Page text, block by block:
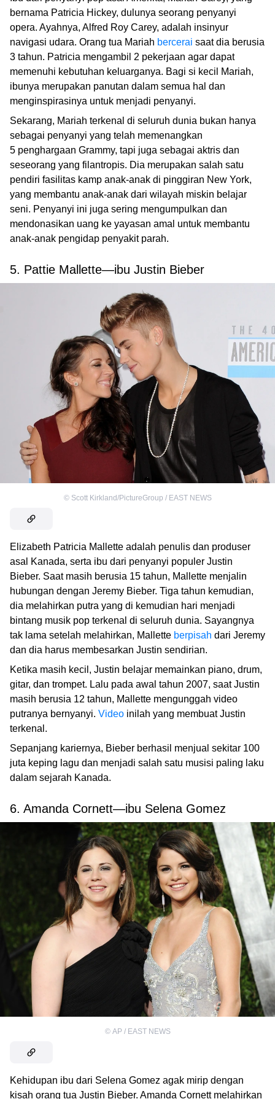
bernama Patricia Hickey, dulunya seorang penyanyi
opera. Ayahnya, Alfred Roy Carey, adalah insinyur
navigasi udara. Orang tua Mariah bercerai saat dia berusia
3 tahun. Patricia mengambil 2 pekerjaan agar dapat
memenuhi kebutuhan keluarganya. Bagi si kecil Mariah,
ibunya merupakan panutan dalam semua hal dan
menginspirasinya untuk menjadi penyanyi.
Sekarang, Mariah terkenal di seluruh dunia bukan hanya
sebagai penyanyi yang telah memenangkan
5 penghargaan Grammy, tapi juga sebagai aktris dan
seseorang yang filantropis. Dia merupakan salah satu
pendiri fasilitas kamp anak-anak di pinggiran New York,
yang membantu anak-anak dari wilayah miskin belajar
seni. Penyanyi ini juga sering mengumpulkan dan
mendonasikan uang ke yayasan amal untuk membantu
anak-anak pengidap penyakit parah.
5. Pattie Mallette—ibu Justin Bieber
© Scott Kirkland/PictureGroup / EAST NEWS
Elizabeth Patricia Mallette adalah penulis dan produser
asal Kanada, serta ibu dari penyanyi populer Justin
Bieber. Saat masih berusia 15 tahun, Mallette menjalin
hubungan dengan Jeremy Bieber. Tiga tahun kemudian,
dia melahirkan putra yang di kemudian hari menjadi
bintang musik pop terkenal di seluruh dunia. Sayangnya
tak lama setelah melahirkan, Mallette berpisah dari Jeremy
dan dia harus membesarkan Justin sendirian.
Ketika masih kecil, Justin belajar memainkan piano, drum,
gitar, dan trompet. Lalu pada awal tahun 2007, saat Justin
masih berusia 12 tahun, Mallette mengunggah video
putranya bernyanyi. Video inilah yang membuat Justin
terkenal.
Sepanjang kariernya, Bieber berhasil menjual sekitar 100
juta keping lagu dan menjadi salah satu musisi paling laku
dalam sejarah Kanada.
6. Amanda Cornett—ibu Selena Gomez
© AP / EAST NEWS
Kehidupan ibu dari Selena Gomez agak mirip dengan
kisah orang tua Justin Bieber. Amanda Cornett melahirkan